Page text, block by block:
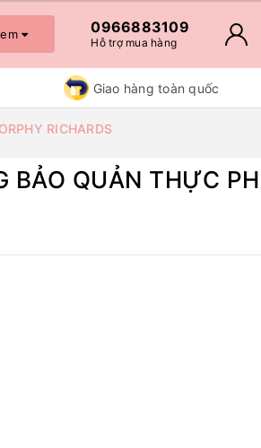
0966883109
Hỗ trợ mua hàng
Giao hàng toàn quốc
RICHARDS
QUẢN THỰC